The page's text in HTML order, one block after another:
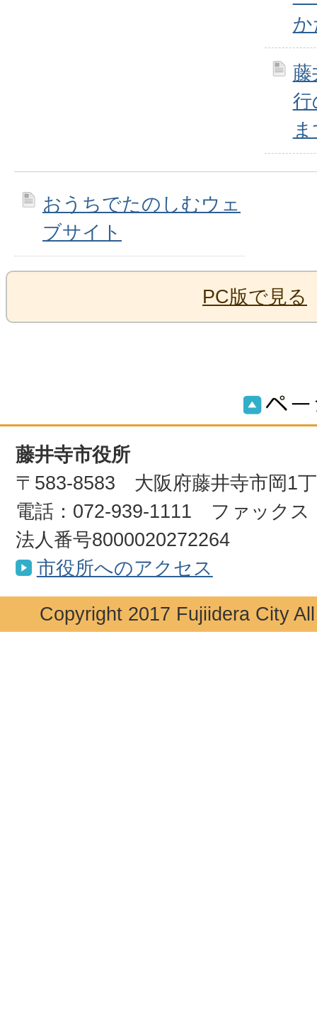
藤
行
おうちでたのしむウェ
ブサイト
PC版で見る
藤井寺市役所
〒583-8583 大阪府藤井寺市岡1
電話：072-939-1111 ファックス
法人番号8000020272264
市役所へのアクセス
Copyright 2017 Fujiidera City